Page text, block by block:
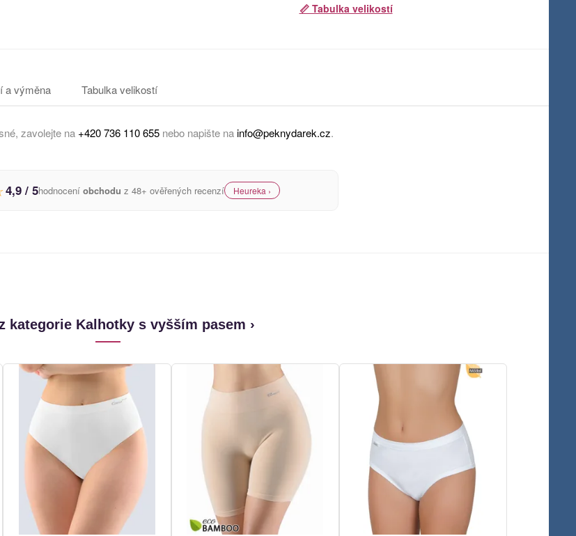
📏 Tabulka velikostí
a výměna Tabulka velikostí
zavolejte na +420 736 110 655 nebo napište nainfo@peknydarek.cz.
4,9 / 5hodnocení obchodu z 48+ ověřených recenzí Heureka ›
kategorie Kalhotky s vyšším pasem ›